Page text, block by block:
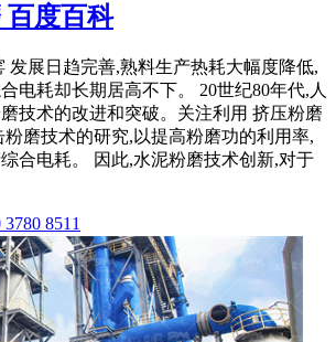
百度百科
发展日趋完善,熟料生产热耗大幅度降低,
电耗却长期居高不下。 20世纪80年代,人
技术的改进和突破。关注利用 挤压粉磨
磨技术的研究,以提高粉磨功的利用率,
合电耗。 因此,水泥粉磨技术创新,对于
8511